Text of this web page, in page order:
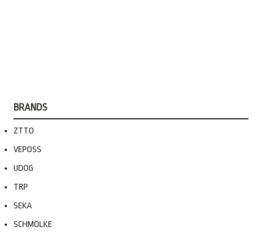
BRANDS
ZTTO
VEPOSS
UDOG
TRP
SEKA
SCHMOLKE